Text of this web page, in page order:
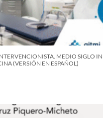
MEDIO SIGLO
(VERSIÓN EN ESPAÑOL)